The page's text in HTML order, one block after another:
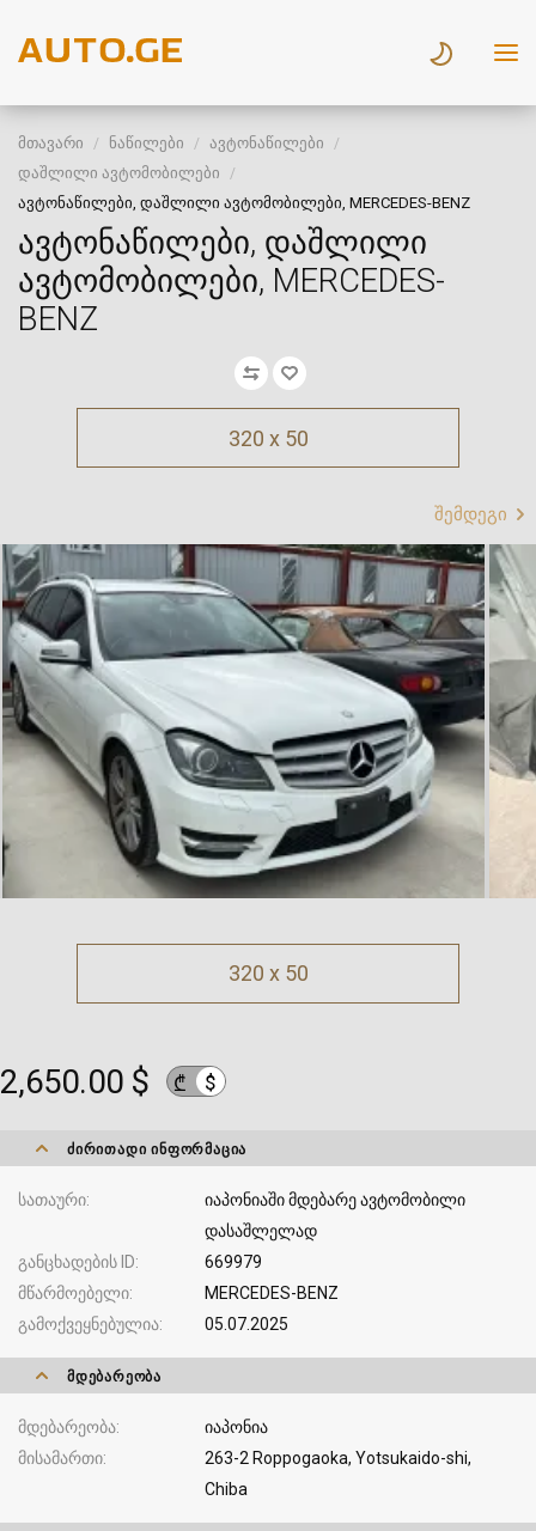
მთავარი ნაწილები
ავტონაწილები
დაშლილი ავტომობილები
ავტონაწილები, დაშლილი ავტომობილები, MERCEDES-BENZ
ავტონაწილები, დაშლილი
ავტომობილები, MERCEDES-
BENZ
320 x 50
შემდეგი
320 x 50
2,650.00 $ ₾ $
ᲫᲘᲠᲘᲗᲐᲓᲘ ᲘᲜᲤᲝᲠᲛᲐᲪᲘᲐ
სათაური
იაპონიაში მდებარე ავტომობილი
დასაშლელად
განცხადების ID
669979
მწარმოებელი
MERCEDES-BENZ
გამოქვეყნებულია
05.07.2025
ᲛᲓᲔᲑᲐᲠᲔᲝᲑᲐ
მდებარეობა
იაპონია
მისამართი
263-2 Roppogaoka, Yotsukaido-shi,
Chiba